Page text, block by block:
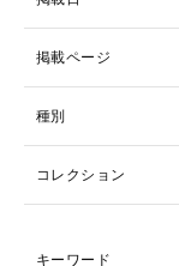
掲載ページ
種別
コレクション
キーワード